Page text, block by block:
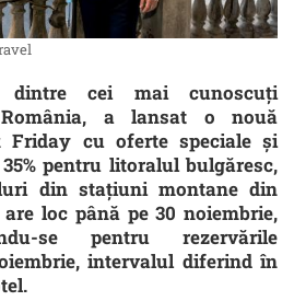
cei mai cunoscuți
a lansat o nouă
Friday cu oferte speciale și
pentru litoralul bulgăresc,
din stațiuni montane din
loc până pe 30 noiembrie,
se pentru rezervările
intervalul diferind în